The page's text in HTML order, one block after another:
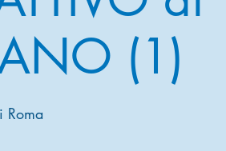
(1)
Roma